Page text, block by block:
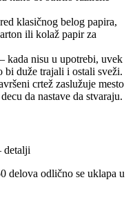
klasičnog belog papira,
ili kolaž papir za
– kada nisu u upotrebi, uvek
bi duže trajali i ostali sveži.
crtež zaslužuje mesto
da nastave da stvaraju.
delova odlično se uklapa u